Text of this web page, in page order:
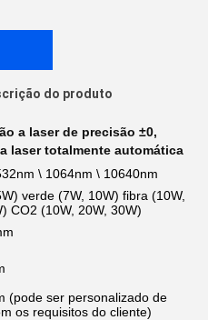
do produto
a laser de precisão ±0,
laser totalmente automática
\ 1064nm \ 10640nm
verde (7W, 10W) ​​fibra (10W,
CO2 (10W, 20W, 30W)
(pode ser personalizado de
os requisitos do cliente)